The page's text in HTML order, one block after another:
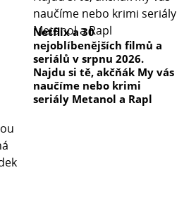
Netflix a 30
nejoblíbenějších filmů a
seriálů v srpnu 2026.
Najdu si tě, akčňák My vás
naučíme nebo krimi
seriály Metanol a Rapl